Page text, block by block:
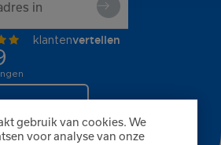
gebruik van cookies. We
voor analyse van onze